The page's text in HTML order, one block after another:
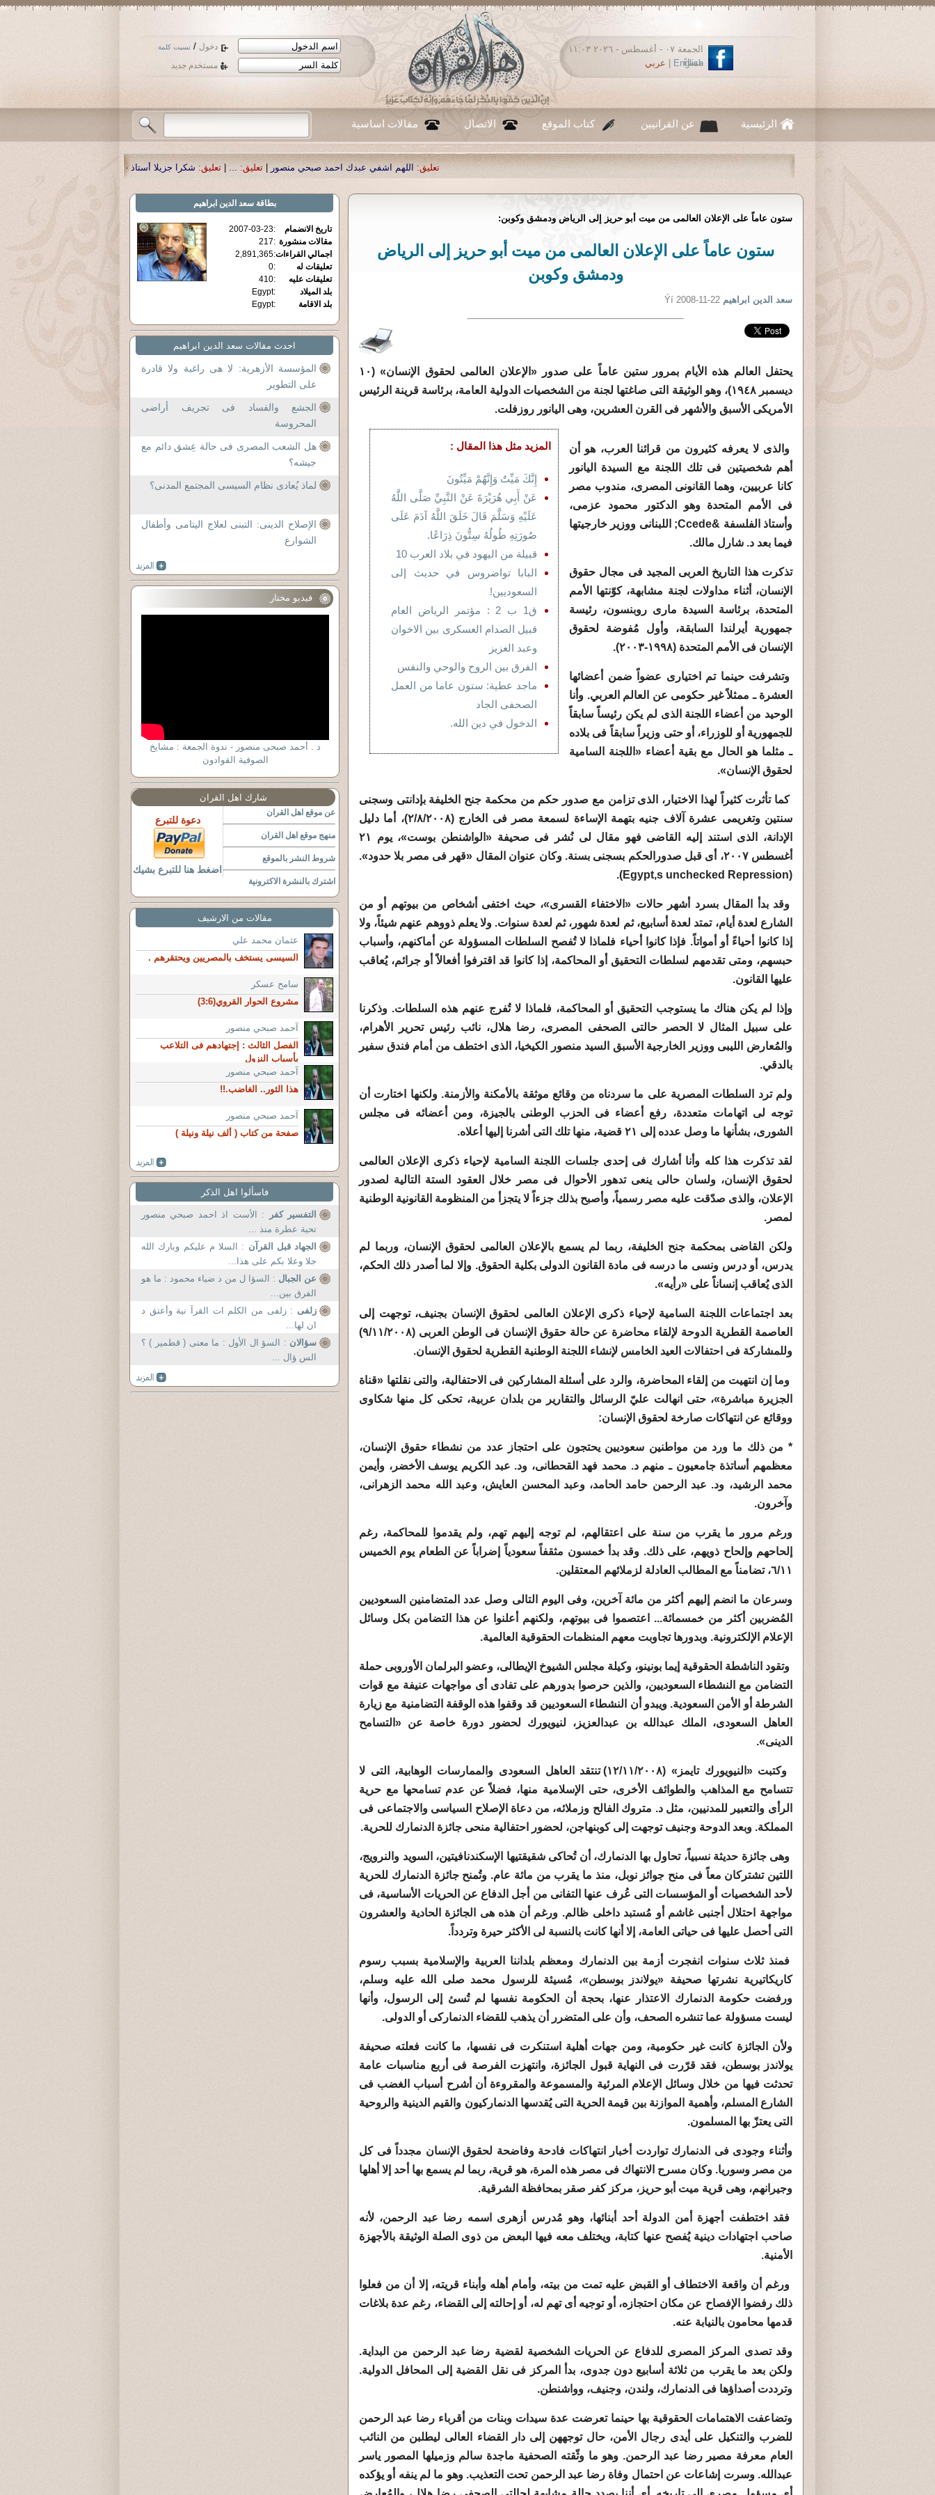
دخول / نسيت كلمة
مستخدم جديد
الجمعة ٠٧ - أغسطس - ٢٠٢٦ ١١:٠٣
مساءً
English عربي
الرئيسية عن القرانيين كتاب الموقع الاتصال مقالات اساسية
اللهم اشفي عبدك احمد صبحي منصور|تعليق: ... تعليق: شكرا جزيلا أستاذ حمد الحمد .أكرمكم الله .|تعليق:
ستون عاماً على الإعلان العالمى من ميت أبو حريز إلى الرياض ودمشق وكوبن:
ستون عاماً على الإعلان العالمى من ميت أبو حريز إلى الرياض
ودمشق وكوبن
سعد الدين ابراهيم Ýí 2008-11-22
يحتفل العالم هذه الأيام بمرور ستين عاماً على صدور «الإعلان العالمى لحقوق الإنسان» (١٠
ديسمبر ١٩٤٨)، وهو الوثيقة التى صاغتها لجنة من الشخصيات الدولية العامة، برئاسة قرينة الرئيس
الأمريكى الأسبق والأشهر فى القرن العشرين، وهى اليانور روزفلت.
المزيد مثل هذا المقال :
إِنَّكَ مَيِّتٌ وَإِنَّهُمْ مَيِّتُونَ
عَنْ أَبِي هُرَيْرَةَ عَنْ النَّبِيِّ صَلَّى اللَّهُ
عَلَيْهِ وَسَلَّمَ قَالَ خَلَقَ اللَّهُ آدَمَ عَلَى
صُورَتِهِ طُولُهُ سِتُّونَ ذِرَاعًا.
قبيلة من اليهود في بلاد العرب 10
البابا تواضروس في حديث إلى
السعوديين!
ق1 ب 2 : مؤتمر الرياض العام
قبيل الصدام العسكرى بين الاخوان
وعبد العزيز
الفرق بين الروح والوحي والنفس
ماجد عطية: ستون عاما من العمل
الصحفى الجاد
الدخول في دين الله.
والذى لا يعرفه كثيرون من قرائنا العرب، هو أن
أهم شخصيتين فى تلك اللجنة مع السيدة اليانور
كانا عربيين، وهما القانونى المصرى، مندوب مصر
فى الأمم المتحدة وهو الدكتور محمود عزمى،
وأستاذ الفلسفة &Ccede; اللبنانى ووزير خارجيتها
فيما بعد د. شارل مالك.
تذكرت هذا التاريخ العربى المجيد فى مجال حقوق
الإنسان، أثناء مداولات لجنة مشابهة، كوّنتها الأمم
المتحدة، برئاسة السيدة مارى روبنسون، رئيسة
جمهورية أيرلندا السابقة، وأول مُفوضة لحقوق
الإنسان فى الأمم المتحدة (١٩٩٨-٢٠٠٣).
وتشرفت حينما تم اختيارى عضواً ضمن أعضائها
العشرة ـ ممثلاً غير حكومى عن العالم العربي. وأنا
الوحيد من أعضاء اللجنة الذى لم يكن رئيساً سابقاً
للجمهورية أو للوزراء، أو حتى وزيراً سابقاً فى بلاده
ـ مثلما هو الحال مع بقية أعضاء «اللجنة السامية
لحقوق الإنسان».
كما تأثرت كثيراً لهذا الاختيار، الذى تزامن مع صدور حكم من محكمة جنح الخليفة بإدانتى وسجنى
سنتين وتغريمى عشرة آلاف جنيه بتهمة الإساءة لسمعة مصر فى الخارج (٢/٨/٢٠٠٨)، أما دليل
الإدانة، الذى استند إليه القاضى فهو مقال لى نُشر فى صحيفة «الواشنطن بوست»، يوم ٢١
أغسطس ٢٠٠٧، أى قبل صدورالحكم بسجنى بسنة. وكان عنوان المقال «قهر فى مصر بلا حدود».
(Egypt,s unchecked Repression).
وقد بدأ المقال بسرد أشهر حالات «الاختفاء القسرى»، حيث اختفى أشخاص من بيوتهم أو من
الشارع لعدة أيام، تمتد لعدة أسابيع، ثم لعدة شهور، ثم لعدة سنوات. ولا يعلم ذووهم عنهم شيئاً، ولا
إذا كانوا أحياءً أو أمواتاً. فإذا كانوا أحياء فلماذا لا تُفصح السلطات المسؤولة عن أماكنهم، وأسباب
حبسهم، ومتى تقدمهم لسلطات التحقيق أو المحاكمة، إذا كانوا قد اقترفوا أفعالاً أو جرائم، يُعاقب
عليها القانون.
وإذا لم يكن هناك ما يستوجب التحقيق أو المحاكمة، فلماذا لا تُفرج عنهم هذه السلطات. وذكرنا
على سبيل المثال لا الحصر حالتى الصحفى المصرى، رضا هلال، نائب رئيس تحرير الأهرام،
والمُعارض الليبى ووزير الخارجية الأسبق السيد منصور الكيخيا، الذى اختطف من أمام فندق سفير
بالدقي.
ولم ترد السلطات المصرية على ما سردناه من وقائع موثقة بالأمكنة والأزمنة. ولكنها اختارت أن
توجه لى اتهامات متعددة، رفع أعضاء فى الحزب الوطنى بالجيزة، ومن أعضائه فى مجلس
الشورى، بشأنها ما وصل عدده إلى ٢١ قضية، منها تلك التى أشرنا إليها أعلاه.
لقد تذكرت هذا كله وأنا أشارك فى إحدى جلسات اللجنة السامية لإحياء ذكرى الإعلان العالمى
لحقوق الإنسان، ولسان حالى ينعى تدهور الأحوال فى مصر خلال العقود الستة التالية لصدور
الإعلان، والذى صدّقت عليه مصر رسمياً، وأصبح بذلك جزءاً لا يتجزأ من المنظومة القانونية الوطنية
لمصر.
ولكن القاضى بمحكمة جنح الخليفة، ربما لم يسمع بالإعلان العالمى لحقوق الإنسان، وربما لم
يدرس، أو درس ونسى ما درسه فى مادة القانون الدولى بكلية الحقوق. وإلا لما أصدر ذلك الحكم،
الذى يُعاقب إنساناً على «رأيه».
بعد اجتماعات اللجنة السامية لإحياء ذكرى الإعلان العالمى لحقوق الإنسان بجنيف، توجهت إلى
العاصمة القطرية الدوحة لإلقاء محاضرة عن حالة حقوق الإنسان فى الوطن العربى (٩/١١/٢٠٠٨)
وللمشاركة فى احتفالات العيد الخامس لإنشاء اللجنة الوطنية القطرية لحقوق الإنسان.
وما إن انتهيت من إلقاء المحاضرة، والرد على أسئلة المشاركين فى الاحتفالية، والتى نقلتها «قناة
الجزيرة مباشرة»، حتى انهالت عليّ الرسائل والتقارير من بلدان عربية، تحكى كل منها شكاوى
ووقائع عن انتهاكات صارخة لحقوق الإنسان:
* من ذلك ما ورد من مواطنين سعوديين يحتجون على احتجاز عدد من نشطاء حقوق الإنسان،
معظمهم أساتذة جامعيون ـ منهم د. محمد فهد القحطانى، ود. عبد الكريم يوسف الأخضر، وأيمن
محمد الرشيد، ود. عبد الرحمن حامد الحامد، وعبد المحسن العايش، وعبد الله محمد الزهرانى،
وآخرون.
ورغم مرور ما يقرب من سنة على اعتقالهم، لم توجه إليهم تهم، ولم يقدموا للمحاكمة، رغم
إلحاحهم وإلحاح ذويهم، على ذلك. وقد بدأ خمسون مثقفاً سعودياً إضراباً عن الطعام يوم الخميس
٦/١١، تضامناً مع المطالب العادلة لزملائهم المعتقلين.
وسرعان ما انضم إليهم أكثر من مائة آخرين، وفى اليوم التالى وصل عدد المتضامنين السعوديين
المُضربين أكثر من خمسمائة... اعتصموا فى بيوتهم، ولكنهم أعلنوا عن هذا التضامن بكل وسائل
الإعلام الإلكترونية. وبدورها تجاوبت معهم المنظمات الحقوقية العالمية.
وتقود الناشطة الحقوقية إيما بونينو، وكيلة مجلس الشيوخ الإيطالى، وعضو البرلمان الأوروبى حملة
التضامن مع النشطاء السعوديين، والذين حرصوا بدورهم على تفادى أى مواجهات عنيفة مع قوات
الشرطة أو الأمن السعودية. ويبدو أن النشطاء السعوديين قد وقفوا هذه الوقفة التضامنية مع زيارة
العاهل السعودى، الملك عبدالله بن عبدالعزيز، لنيويورك لحضور دورة خاصة عن «التسامح
الدينى».
وكتبت «النيويورك تايمز» (١٢/١١/٢٠٠٨) تنتقد العاهل السعودى والممارسات الوهابية، التى لا
تتسامح مع المذاهب والطوائف الأخرى، حتى الإسلامية منها، فضلاً عن عدم تسامحها مع حرية
الرأى والتعبير للمدنيين، مثل د. متروك الفالح وزملائه، من دعاة الإصلاح السياسى والاجتماعى فى
المملكة. وبعد الدوحة وجنيف توجهت إلى كوبنهاجن، لحضور احتفالية منحى جائزة الدنمارك للحرية.
وهى جائزة حديثة نسبياً، تحاول بها الدنمارك، أن تُحاكى شقيقتيها الإسكندنافيتين، السويد والنرويج،
اللتين تشتركان معاً فى منح جوائز نوبل، منذ ما يقرب من مائة عام. وتُمنح جائزة الدنمارك للحرية
لأحد الشخصيات أو المؤسسات التى عُرف عنها التفانى من أجل الدفاع عن الحريات الأساسية، فى
مواجهة احتلال أجنبى غاشم أو مُستبد داخلى ظالم. ورغم أن هذه هى الجائزة الحادية والعشرون
التى أحصل عليها فى حياتى العامة، إلا أنها كانت بالنسبة لى الأكثر حيرة وتردداً.
فمنذ ثلاث سنوات انفجرت أزمة بين الدنمارك ومعظم بلداننا العربية والإسلامية بسبب رسوم
كاريكاتيرية نشرتها صحيفة «يولاندز بوسطن»، مُسيئة للرسول محمد صلى الله عليه وسلم،
ورفضت حكومة الدنمارك الاعتذار عنها، بحجة أن الحكومة نفسها لم تُسئ إلى الرسول، وأنها
ليست مسؤولة عما تنشره الصحف، وأن على المتضرر أن يذهب للقضاء الدنماركى أو الدولى.
ولأن الجائزة كانت غير حكومية، ومن جهات أهلية استنكرت فى نفسها، ما كانت فعلته صحيفة
يولاندز بوسطن، فقد قرّرت فى النهاية قبول الجائزة، وانتهزت الفرصة فى أربع مناسبات عامة
تحدثت فيها من خلال وسائل الإعلام المرئية والمسموعة والمقروءة أن أشرح أسباب الغضب فى
الشارع المسلم، وأهمية الموازنة بين قيمة الحرية التى يُقدسها الدنماركيون والقيم الدينية والروحية
التى يعتزّ بها المسلمون.
وأثناء وجودى فى الدنمارك تواردت أخبار انتهاكات فادحة وفاضحة لحقوق الإنسان مجدداً فى كل
من مصر وسوريا. وكان مسرح الانتهاك فى مصر هذه المرة، هو قرية، ربما لم يسمع بها أحد إلا أهلها
وجيرانهم، وهى قرية ميت أبو حريز، مركز كفر صقر بمحافظة الشرقية.
فقد اختطفت أجهزة أمن الدولة أحد أبنائها، وهو مُدرس أزهرى اسمه رضا عبد الرحمن، لأنه
صاحب اجتهادات دينية يُفصح عنها كتابة، ويختلف معه فيها البعض من ذوى الصلة الوثيقة بالأجهزة
الأمنية.
ورغم أن واقعة الاختطاف أو القبض عليه تمت من بيته، وأمام أهله وأبناء قريته، إلا أن من فعلوا
ذلك رفضوا الإفصاح عن مكان احتجازه، أو توجيه أى تهم له، أو إحالته إلى القضاء، رغم عدة بلاغات
قدمها محامون بالنيابة عنه.
وقد تصدى المركز المصرى للدفاع عن الحريات الشخصية لقضية رضا عبد الرحمن من البداية.
ولكن بعد ما يقرب من ثلاثة أسابيع دون جدوى، بدأ المركز فى نقل القضية إلى المحافل الدولية.
وترددت أصداؤها فى الدنمارك، ولندن، وجنيف، وواشنطن.
وتضاعفت الاهتمامات الحقوقية بها حينما تعرضت عدة سيدات وبنات من أقرباء رضا عبد الرحمن
للضرب والتنكيل على أيدى رجال الأمن، حال توجههن إلى دار القضاء العالى ليطلبن من النائب
العام معرفة مصير رضا عبد الرحمن. وهو ما وثّقته الصحفية ماجدة سالم وزميلها المصور ياسر
عبدالله. وسرت إشاعات عن احتمال وفاة رضا عبد الرحمن تحت التعذيب. وهو ما لم ينفه أو يؤكده
بطاقةسعد الدين ابراهيم
تاريخ الانضمام :
2007-03-23
مقالات منشورة :
217
اجمالي القراءات:
2,891,365
تعليقات له
:
0
تعليقات عليه
:
410
بلد الميلاد
:
Egypt
بلد الاقامة
:
Egypt
احدث مقالات سعد الدين ابراهيم
المؤسسة الأزهرية: لا هى راغبة ولا قادرة
على التطوير
الجشع والفساد فى تجريف أراضى
المحروسة
هل الشعب المصرى فى حالة عِشق دائم مع
جيشه؟
لماذ يُعادى نظام السيسى المجتمع المدنى؟
الإصلاح الدينى: التبنى لعلاج اليتامى وأطفال
الشوارع
فيديو مختار
د . أحمد صبحى منصور - ندوة الجمعة : مشايخ
الصوفية القوادون
شارك اهل القران
عن موقع اهل القران
منهج موقع اهل القران
شروط النشر بالموقع
اشترك بالنشرة الاكترونية
دعوة للتبرع
اضغط هنا للتبرع بشيك
مقالات من الارشيف
عثمان محمد علي
السيسى يستخف بالمصريين ويحتقرهم .
سامح عسكر
مشروع الحوار القروي(3:6)
آحمد صبحي منصور
الفصل الثالث : إجتهادهم فى التلاعب
بأسباب النزول
آحمد صبحي منصور
هذا الثور.. الغاضب.!!
آحمد صبحي منصور
صفحة من كتاب ( ألف نيلة ونيلة )
فاسألوا اهل الذكر
التفسير كفر : الأست اذ احمد صبحي منصور
تحية عطرة منذ ...
الجهاد قبل القرآن : السلا م عليكم وبارك الله
جلا وعلا بكم على هذا...
عن الجبال : السؤا ل من د ضياء محمود : ما هو
الفرق بين...
زلفى : زلفى من الكلم ات القرآ نية وأعتق د
ان لها...
سؤالان : السؤ ال الأول : ما معنى ( قطمير ) ؟
الس ؤال ...